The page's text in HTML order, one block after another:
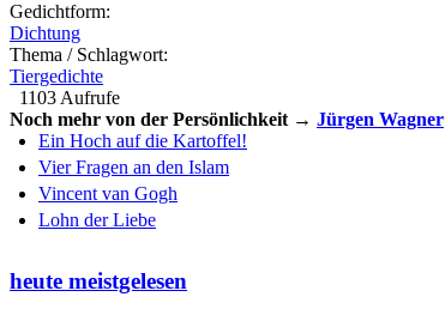
Gedichtform:
Dichtung
Thema / Schlagwort:
Tiergedichte
1103 Aufrufe
Noch mehr von der Persönlichkeit → Jürgen Wagner
Ein Hoch auf die Kartoffel!
Vier Fragen an den Islam
Vincent van Gogh
Lohn der Liebe
heute meistgelesen